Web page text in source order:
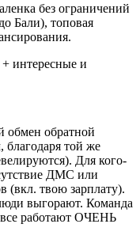
без ограничений
Бали), топовая
+ интересные и
обмен обратной
той же
Для кого-
ДМС или
(вкл. твою зарплату).
выгорают. Команда
все работают ОЧЕНЬ